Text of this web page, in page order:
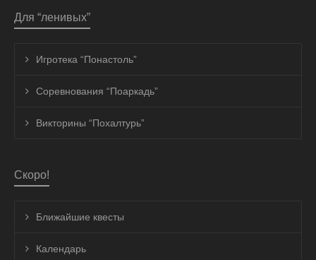
Для “ленивых”
Игротека “Понастоль”
Соревнования “Поаркадь”
Викторины “Похалтурь”
Скоро!
Ближайшие квесты
Календарь